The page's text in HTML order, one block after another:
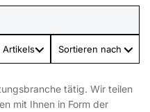
Artikels Sortieren nach
tätig. Wir teilen
mit Ihnen in Form der